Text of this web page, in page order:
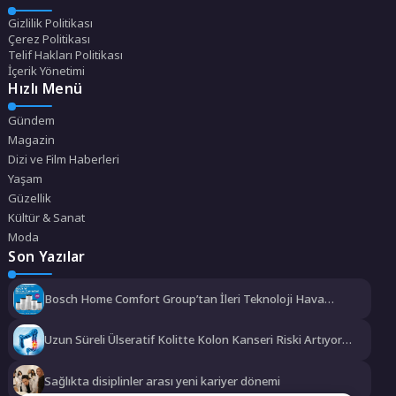
Gizlilik Politikası
Çerez Politikası
Telif Hakları Politikası
İçerik Yönetimi
Hızlı Menü
Gündem
Magazin
Dizi ve Film Haberleri
Yaşam
Güzellik
Kültür & Sanat
Moda
Son Yazılar
Bosch Home Comfort Group’tan İleri Teknoloji Hava
Uzun Süreli Ülseratif Kolitte Kolon Kanseri Riski Artıyor
Sağlıkta disiplinler arası yeni kariyer dönemi